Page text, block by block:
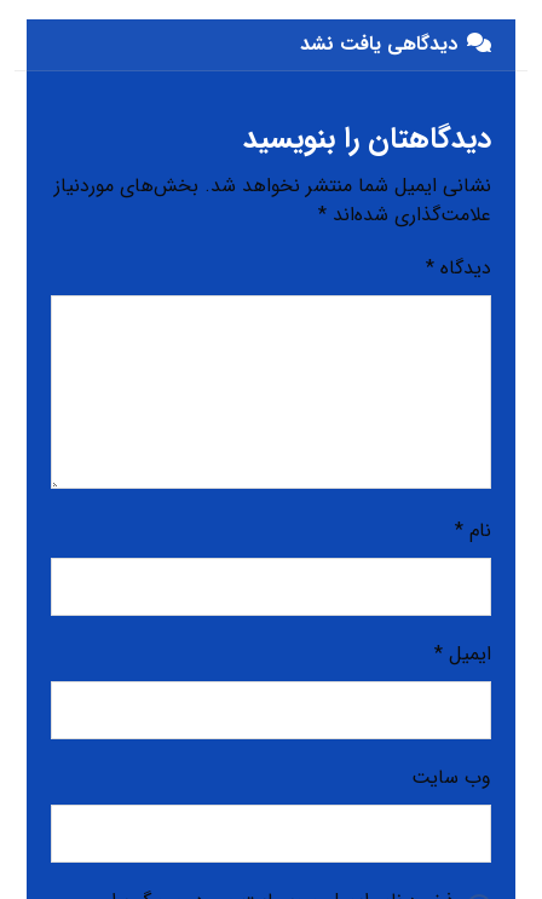
دیدگاهی یافت نشد
دیدگاهتان را بنویسید
نشانی ایمیل شما منتشر نخواهد شد. بخش‌های موردنیاز
علامت‌گذاری شده‌اند*
دیدگاه*
نام*
ایمیل*
وب‌ سایت